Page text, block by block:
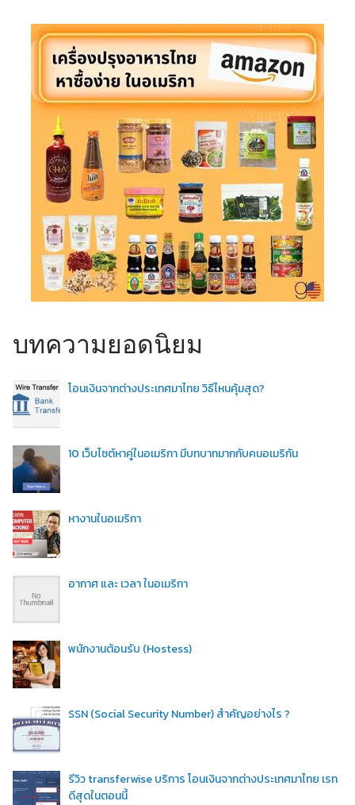
บทความยอดนิยม
โอนเงินจากต่างประเทศมาไทย วิธีไหนคุ้มสุด?
10 เว็บไซต์หาคู่ในอเมริกา มีบทบาทมากกับคนอเมริกัน
หางานในอเมริกา
อากาศ และ เวลา ในอเมริกา
พนักงานต้อนรับ (Hostess)
SSN (Social Security Number) สำคัญอย่างไร ?
รีวิว transferwise บริการ โอนเงินจากต่างประเทศมาไทย เรท
ดีสุดในตอนนี้